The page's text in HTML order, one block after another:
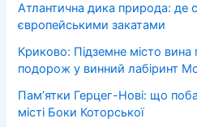
Атлантична дика природа: де
європейськими закатами
Криково: Підземне місто
подорож у винний лабіринт
Пам’ятки Герцег-Нові: що
місті Боки Которської